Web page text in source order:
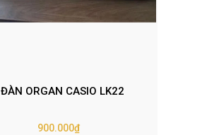
ĐÀN ORGAN CASIO LK22
900.000₫